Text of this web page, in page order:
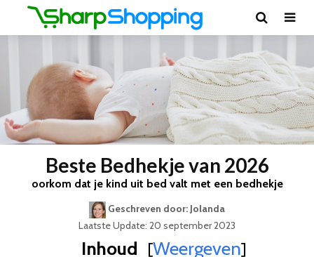
Beste Bedhekje van 2026
oorkom dat je kind uit bed valt met een bedhekje
Geschreven door: Jolanda
Laatste Update: 20 september 2023
Inhoud [Weergeven]